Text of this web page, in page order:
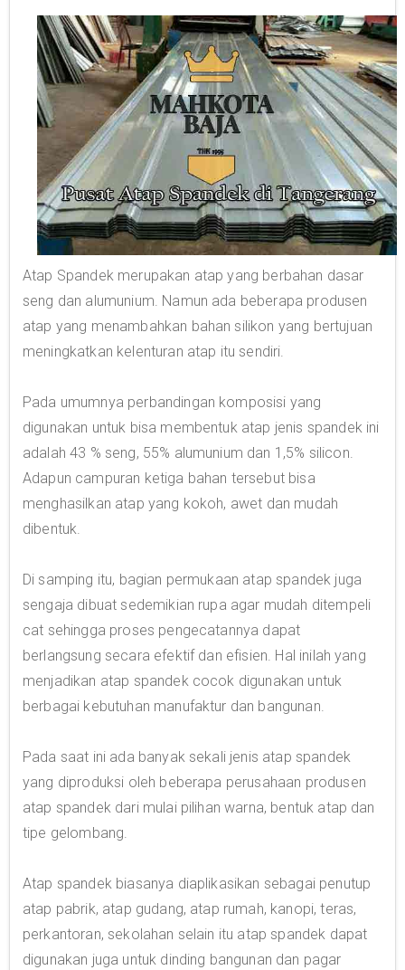
Atap Spandek merupakan atap yang berbahan dasar
seng dan alumunium. Namun ada beberapa produsen
atap yang menambahkan bahan silikon yang bertujuan
meningkatkan kelenturan atap itu sendiri.
Pada umumnya perbandingan komposisi yang
digunakan untuk bisa membentuk atap jenis spandek ini
adalah 43 % seng, 55% alumunium dan 1,5% silicon.
Adapun campuran ketiga bahan tersebut bisa
menghasilkan atap yang kokoh, awet dan mudah
dibentuk.
Di samping itu, bagian permukaan atap spandek juga
sengaja dibuat sedemikian rupa agar mudah ditempeli
cat sehingga proses pengecatannya dapat
berlangsung secara efektif dan efisien. Hal inilah yang
menjadikan atap spandek cocok digunakan untuk
berbagai kebutuhan manufaktur dan bangunan.
Pada saat ini ada banyak sekali jenis atap spandek
yang diproduksi oleh beberapa perusahaan produsen
atap spandek dari mulai pilihan warna, bentuk atap dan
tipe gelombang.
Atap spandek biasanya diaplikasikan sebagai penutup
atap pabrik, atap gudang, atap rumah, kanopi, teras,
perkantoran, sekolahan selain itu atap spandek dapat
digunakan juga untuk dinding bangunan dan pagar